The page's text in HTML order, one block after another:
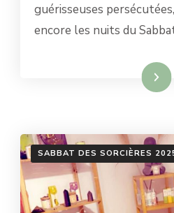
guérisseuses
encore les nuits du
Lire la suite
SABBAT DES SORCIÈRES